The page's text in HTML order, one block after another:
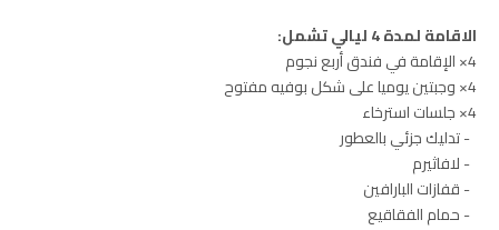
الاقامة لمدة 4 ليالي تشمل:
4× الإقامة في فندق أربع نجوم
4× وجبتين يوميا على شكل بوفيه مفتوح
4× جلسات استرخاء
- تدليك جزئي بالعطور
- لافاثيرم
- قفازات البارافين
- حمام الفقاقيع